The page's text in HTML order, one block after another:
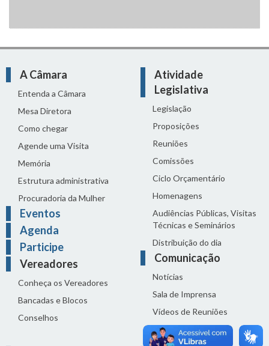
A Câmara
Entenda a Câmara
Mesa Diretora
Como chegar
Agende uma Visita
Memória
Estrutura administrativa
Procuradoria da Mulher
Eventos
Agenda
Participe
Vereadores
Conheça os Vereadores
Bancadas e Blocos
Conselhos
Atividade
Legislativa
Legislação
Proposições
Reuniões
Comissões
Ciclo Orçamentário
Homenagens
Audiências Públicas, Visitas
Técnicas e Seminários
Distribuição do dia
Comunicação
Notícias
Sala de Imprensa
Vídeos de Reuniões
Solenidades